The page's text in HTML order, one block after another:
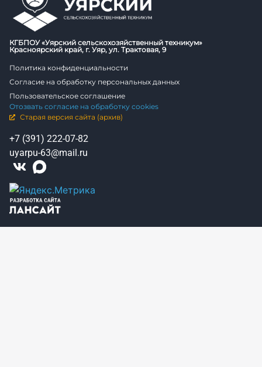
КГБПОУ «Уярский сельскохозяйственный техникум»
Красноярский край, г. Уяр, ул. Трактовая, 9
Политика конфиденциальности
Согласие на обработку персональных данных
Пользовательское соглашение
Отозвать согласие на обработку cookies
Старая версия сайта (архив)
+7 (391) 222-07-82
uyarpu-63@mail.ru